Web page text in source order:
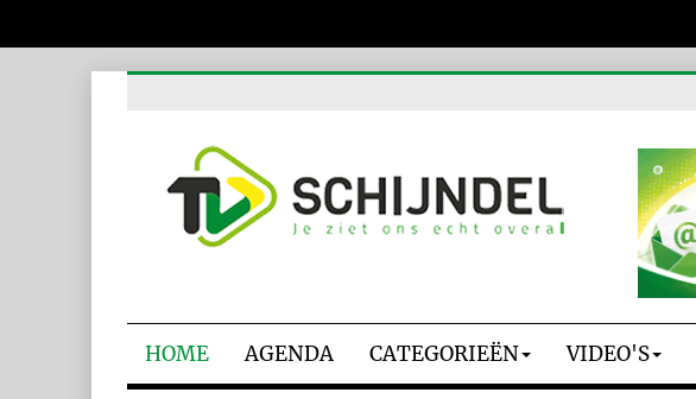
HOME AGENDA CATEGORIEËN VIDEO'S